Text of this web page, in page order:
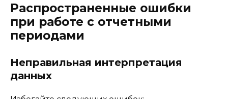
Распространенные ошибки
при работе с отчетными
периодами
Неправильная интерпретация
данных